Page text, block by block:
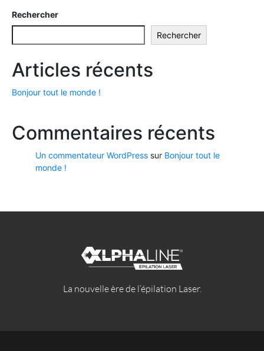
Rechercher
Rechercher
Articles récents
Bonjour tout le monde !
Commentaires récents
Un commentateur WordPress sur Bonjour tout le
monde !
La nouvelle ère de l’épilation Laser.